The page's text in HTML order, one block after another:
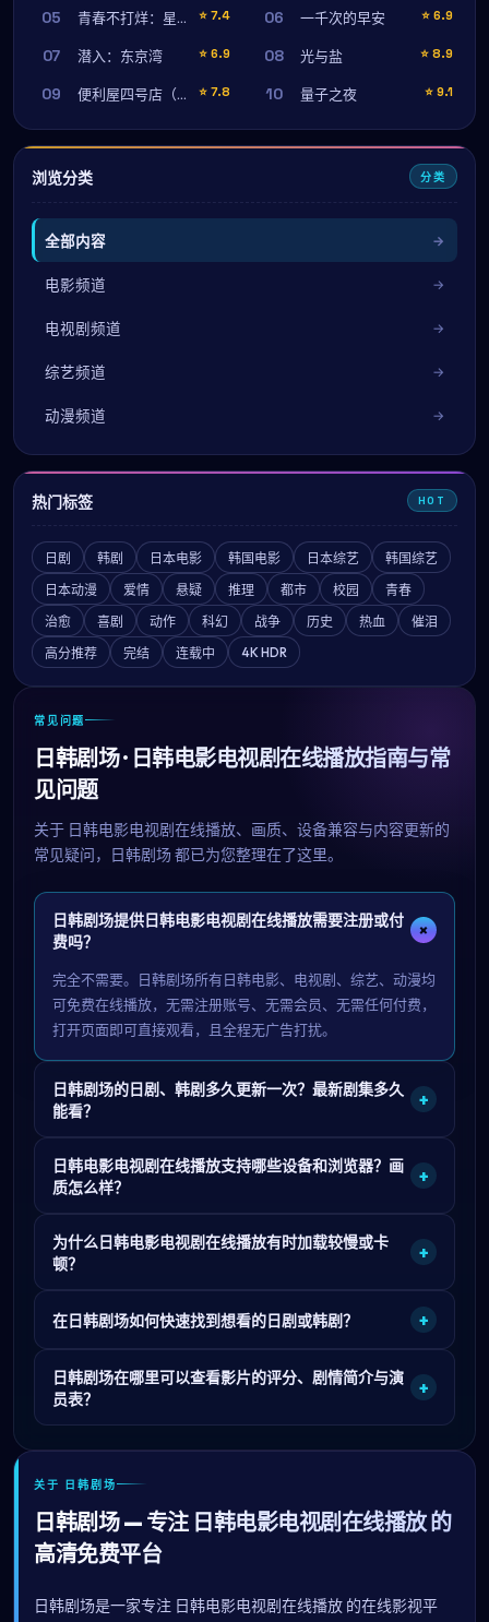
05 青春不打烊：星期五的告白 ⭐ 7.4 06 一千次的早安 ⭐ 6.9
07 潜入：东京湾 ⭐ 6.9 08 光与盐 ⭐ 8.9
09 便利屋四号店（未删减完整版） ⭐ 7.8 10 量子之夜 ⭐ 9.1
浏览分类 分类
全部内容
电影频道
电视剧频道
综艺频道
动漫频道
热门标签 HOT
日剧 韩剧 日本电影 韩国电影 日本综艺
韩国综艺
日本动漫
爱情 悬疑 推理 都市 校园
青春
治愈
喜剧 动作 科幻 战争 历史 热血
催泪
高分推荐
完结 连载中 4K HDR
常见问题
日韩剧场 · 日韩电影电视剧在线播放指南与常
见问题
关于 日韩电影电视剧在线播放、画质、设备兼容与内容更新的
常见疑问，
日韩剧场 都已为您整理在了这里。
日韩剧场提供日韩电影电视剧在线播放需要注册或付
费吗？
+
完全不需要。日韩剧场所有日韩电影、电视剧、综艺、动漫均
可免费在线播放，无需注册账号、无需会员、无需任何付费，
打开页面即可直接观看，且全程无广告打扰。
日韩剧场的日剧、韩剧多久更新一次？最新剧集多久
能看？
+
日韩电影电视剧在线播放支持哪些设备和浏览器？画
质怎么样？
+
为什么日韩电影电视剧在线播放有时加载较慢或卡
顿？
+
在日韩剧场如何快速找到想看的日剧或韩剧？ +
日韩剧场在哪里可以查看影片的评分、剧情简介与演
员表？
+
关于 日韩剧场
日韩剧场 — 专注 日韩电影电视剧在线播放 的
高清免费平台
日韩剧场是一家专注 日韩电影电视剧在线播放 的在线影视平